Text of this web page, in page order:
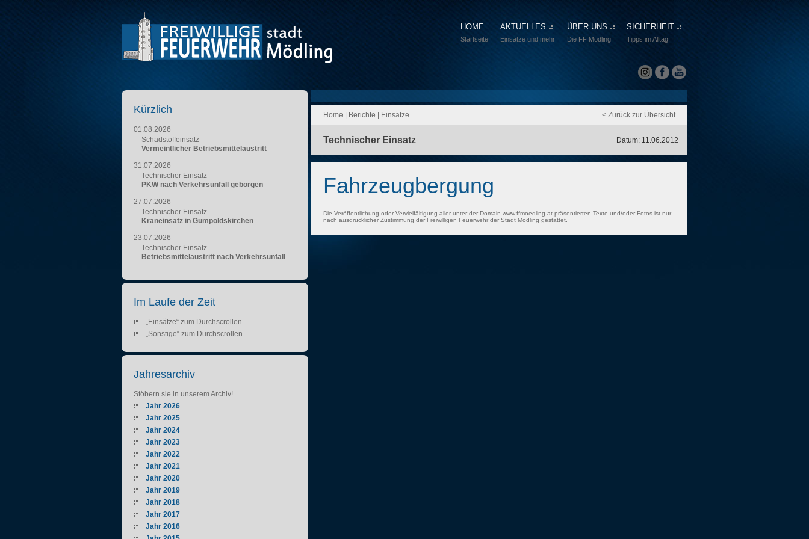
HOME
Startseite
AKTUELLES
Einsätze und mehr
ÜBER UNS
Die FF Mödling
SICHERHEIT
Tipps im Alltag
Home Berichte Einsätze < Zurück zur Übersicht
Technischer Einsatz Datum: 11.06.2012
Fahrzeugbergung
Die Veröffentlichung oder Vervielfältigung aller unter der Domain www.ffmoedling.at präsentierten Texte und/oder Fotos ist nur
nach ausdrücklicher Zustimmung der Freiwilligen Feuerwehr der Stadt Mödling gestattet.
Kürzlich
01.08.2026
Schadstoffeinsatz
Vermeintlicher Betriebsmittelaustritt
31.07.2026
Technischer Einsatz
PKW nach Verkehrsunfall geborgen
27.07.2026
Technischer Einsatz
Kraneinsatz in Gumpoldskirchen
23.07.2026
Technischer Einsatz
Betriebsmittelaustritt nach Verkehrsunfall
Im Laufe der Zeit
„Einsätze“ zum Durchscrollen
„Sonstige“ zum Durchscrollen
Jahresarchiv
Stöbern sie in unserem Archiv!
Jahr 2026
Jahr 2025
Jahr 2024
Jahr 2023
Jahr 2022
Jahr 2021
Jahr 2020
Jahr 2019
Jahr 2018
Jahr 2017
Jahr 2016